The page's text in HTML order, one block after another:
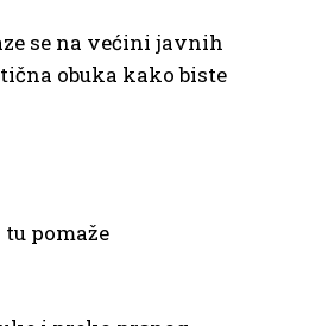
se na većini javnih
obuka kako biste
pomaže